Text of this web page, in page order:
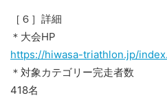
［６］詳細
＊大会HP
https://hiwasa-triathlon.jp/
＊対象カテゴリー完走者数
418名